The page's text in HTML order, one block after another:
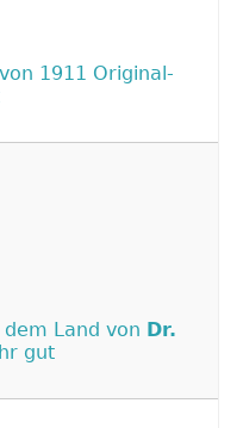
1911 Original-
Land von Dr.
gut